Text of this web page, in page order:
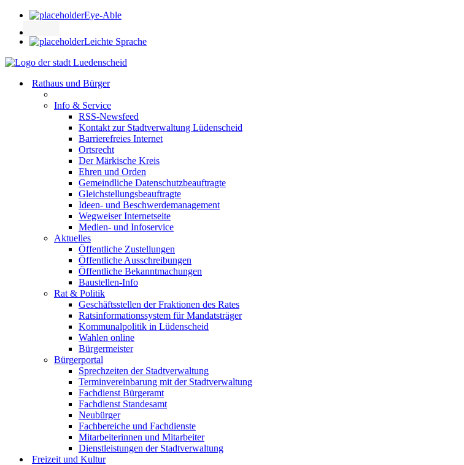
Eye-Able
Leichte Sprache
Rathaus und Bürger
Info & Service
RSS-Newsfeed
Kontakt zur Stadtverwaltung Lüdenscheid
Barrierefreies Internet
Ortsrecht
Der Märkische Kreis
Ehren und Orden
Gemeindliche Datenschutzbeauftragte
Gleichstellungsbeauftragte
Ideen- und Beschwerdemanagement
Wegweiser Internetseite
Medien- und Infoservice
Aktuelles
Öffentliche Zustellungen
Öffentliche Ausschreibungen
Öffentliche Bekanntmachungen
Baustellen-Info
Rat & Politik
Geschäftsstellen der Fraktionen des Rates
Ratsinformationssystem für Mandatsträger
Kommunalpolitik in Lüdenscheid
Wahlen online
Bürgermeister
Bürgerportal
Sprechzeiten der Stadtverwaltung
Terminvereinbarung mit der Stadtverwaltung
Fachdienst Bürgeramt
Fachdienst Standesamt
Neubürger
Fachbereiche und Fachdienste
Mitarbeiterinnen und Mitarbeiter
Dienstleistungen der Stadtverwaltung
Freizeit und Kultur